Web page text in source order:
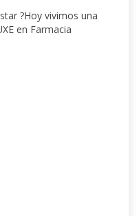
?Hoy vivimos una
en Farmacia